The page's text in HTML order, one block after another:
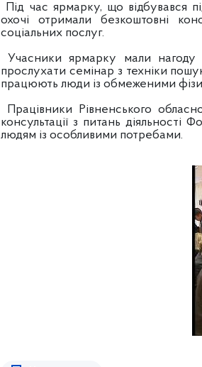
Під час ярмарку, що відбувався
охочі отримали безкоштовні
соціальних послуг.
Учасники ярмарку мали нагоду
прослухати семінар з техніки
працюють люди із обмеженими
Працівники Рівненського
консультації з питань діяльності
людям із особливими потребами.